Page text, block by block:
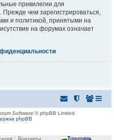
привилегии для
чем зарегистрироваться,
и политикой, принятыми на
на форумах означает
Software © phpBB Limited
phpBB
Контакты